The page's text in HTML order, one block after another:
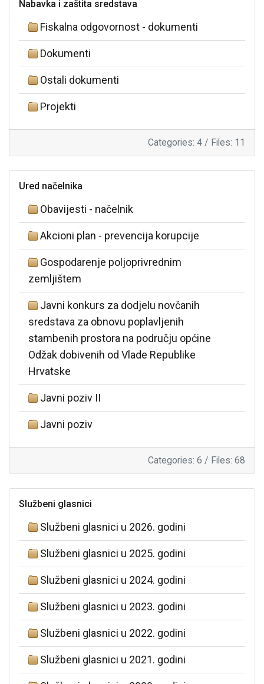
Nabavka i zaštita sredstava
Fiskalna odgovornost - dokumenti
Dokumenti
Ostali dokumenti
Projekti
Categories: 4 / Files: 11
Ured načelnika
Obavijesti - načelnik
Akcioni plan - prevencija korupcije
Gospodarenje poljoprivrednim
zemljištem
Javni konkurs za dodjelu novčanih
sredstava za obnovu poplavljenih
stambenih prostora na području općine
Odžak dobivenih od Vlade Republike
Hrvatske
Javni poziv II
Javni poziv
Categories: 6 / Files: 68
Službeni glasnici
Službeni glasnici u 2026. godini
Službeni glasnici u 2025. godini
Službeni glasnici u 2024. godini
Službeni glasnici u 2023. godini
Službeni glasnici u 2022. godini
Službeni glasnici u 2021. godini